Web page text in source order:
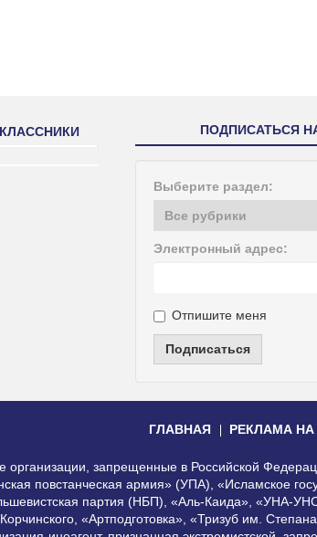
ПОДПИСАТЬСЯ
Выберите раздел:
Электронный адрес:
Отпишите меня
Подписаться
ГЛАВНАЯ РЕКЛАМА НА
организации, запрещенные в Российской
повстанческая армия» (УПА), «Исламское
партия (НБП), «Аль-Каида», «УНА-
«Артподготовка», «Тризуб им.